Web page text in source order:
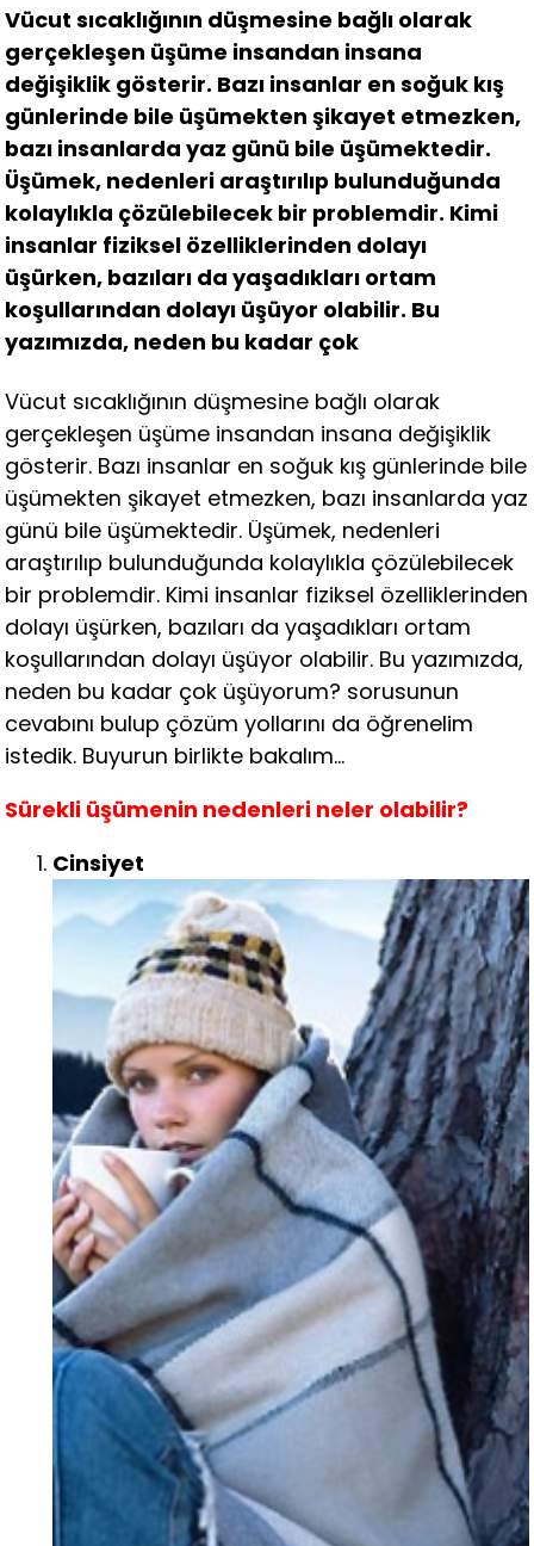
Vücut sıcaklığının düşmesine bağlı olarak
gerçekleşen üşüme insandan insana
değişiklik gösterir. Bazı insanlar en soğuk kış
günlerinde bile üşümekten şikayet etmezken,
bazı insanlarda yaz günü bile üşümektedir.
Üşümek, nedenleri araştırılıp bulunduğunda
kolaylıkla çözülebilecek bir problemdir. Kimi
insanlar fiziksel özelliklerinden dolayı
üşürken, bazıları da yaşadıkları ortam
koşullarından dolayı üşüyor olabilir. Bu
yazımızda, neden bu kadar çok
Vücut sıcaklığının düşmesine bağlı olarak
gerçekleşen üşüme insandan insana değişiklik
gösterir. Bazı insanlar en soğuk kış günlerinde bile
üşümekten şikayet etmezken, bazı insanlarda yaz
günü bile üşümektedir. Üşümek, nedenleri
araştırılıp bulunduğunda kolaylıkla çözülebilecek
bir problemdir. Kimi insanlar fiziksel özelliklerinden
dolayı üşürken, bazıları da yaşadıkları ortam
koşullarından dolayı üşüyor olabilir. Bu yazımızda,
neden bu kadar çok üşüyorum? sorusunun
cevabını bulup çözüm yollarını da öğrenelim
istedik. Buyurun birlikte bakalım…
Sürekli üşümenin nedenleri neler olabilir?
Cinsiyet